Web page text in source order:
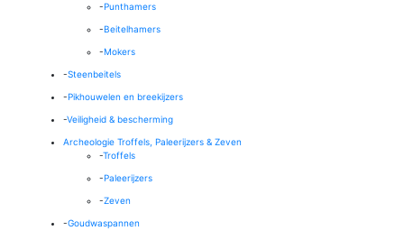
-Punthamers
-Beitelhamers
-Mokers
-Steenbeitels
-Pikhouwelen en breekijzers
-Veiligheid & bescherming
Archeologie Troffels, Paleerijzers & Zeven
-Troffels
-Paleerijzers
-Zeven
-Goudwaspannen